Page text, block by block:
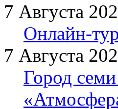
7 Августа
Онлайн-
7 Августа
Город